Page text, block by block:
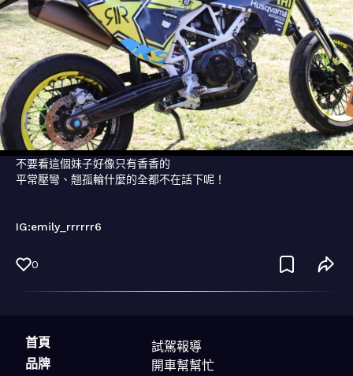
不要看這個妹子好像只有香香的
平常壓彎、翹孤輪什麼的全都不在話下呢！
IG:emily_rrrrrr6
0
首頁
品牌
試駕報導
開車幫幫忙